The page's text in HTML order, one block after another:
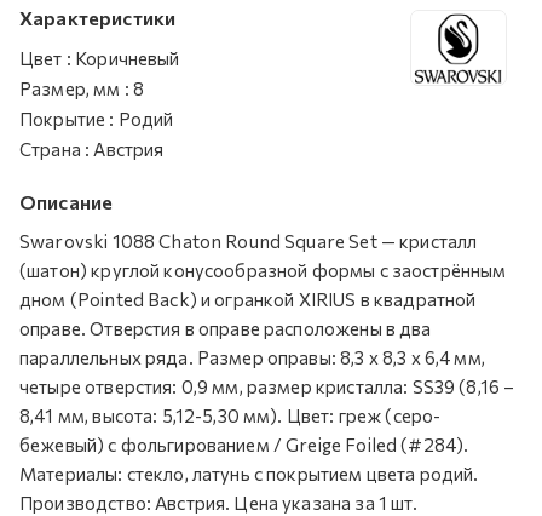
Характеристики
Цвет : Коричневый
Размер, мм : 8
Покрытие : Родий
Страна : Австрия
Описание
Swarovski 1088 Chaton Round Square Set — кристалл
(шатон) круглой конусообразной формы с заострённым
дном (Pointed Back) и огранкой XIRIUS в квадратной
оправе. Отверстия в оправе расположены в два
параллельных ряда. Размер оправы: 8,3 х 8,3 х 6,4 мм,
четыре отверстия: 0,9 мм, размер кристалла: SS39 (8,16 –
8,41 мм, высота: 5,12-5,30 мм). Цвет: греж (серо-
бежевый) с фольгированием / Greige Foiled (#284).
Материалы: стекло, латунь с покрытием цвета родий.
Производство: Австрия. Цена указана за 1 шт.